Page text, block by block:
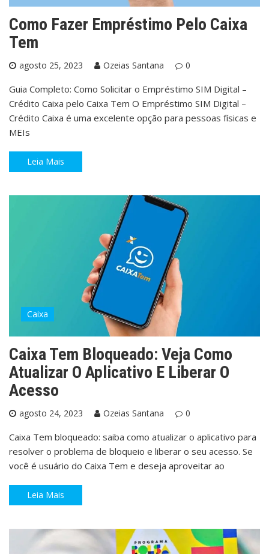
Como Fazer Empréstimo Pelo Caixa
Tem
agosto 25, 2023 Ozeias Santana 0
Guia Completo: Como Solicitar o Empréstimo SIM Digital –
Crédito Caixa pelo Caixa Tem O Empréstimo SIM Digital –
Crédito Caixa é uma excelente opção para pessoas físicas e
MEIs
Leia Mais
Caixa
Caixa Tem Bloqueado: Veja Como
Atualizar O Aplicativo E Liberar O
Acesso
agosto 24, 2023 Ozeias Santana 0
Caixa Tem bloqueado: saiba como atualizar o aplicativo para
resolver o problema de bloqueio e liberar o seu acesso. Se
você é usuário do Caixa Tem e deseja aproveitar ao
Leia Mais